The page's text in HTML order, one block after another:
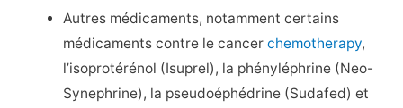
Autres médicaments, notamment certains
médicaments contre le cancerchemotherapy,
l’isoprotérénol (Isuprel), la phényléphrine (Neo-
Synephrine), la pseudoéphédrine (Sudafed) et